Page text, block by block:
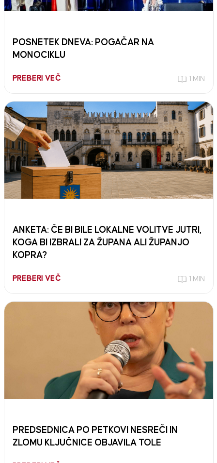
POSNETEK DNEVA: POGAČAR NA
MONOCIKLU
PREBERI VEČ 1 MIN
ANKETA: ČE BI BILE LOKALNE VOLITVE JUTRI,
KOGA BI IZBRALI ZA ŽUPANA ALI ŽUPANJO
KOPRA?
PREBERI VEČ 1 MIN
PREDSEDNICA PO PETKOVI NESREČI IN
ZLOMU KLJUČNICE OBJAVILA TOLE